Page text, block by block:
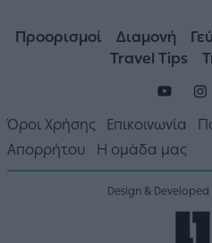
Προορισμοί Διαμονή
Travel Tips
Όροι Χρήσης Επικοινωνία
Απορρήτου
Η ομάδα μας
Design &